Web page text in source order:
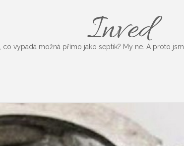
Inved
vypadá možná přímo jako septik? My ne. A proto